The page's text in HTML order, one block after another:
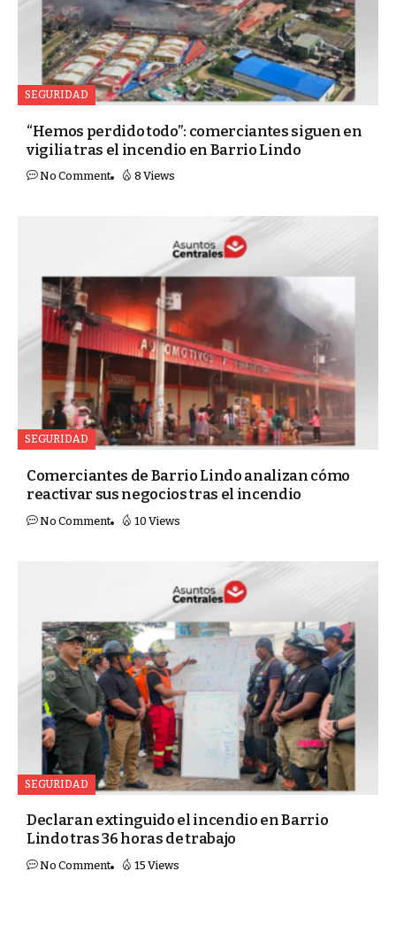
SEGURIDAD
“Hemos perdido todo”: comerciantes siguen en
vigilia tras el incendio en Barrio Lindo
No Comment 8 Views
SEGURIDAD
Comerciantes de Barrio Lindo analizan cómo
reactivar sus negocios tras el incendio
No Comment 10 Views
SEGURIDAD
Declaran extinguido el incendio en Barrio
Lindo tras 36 horas de trabajo
No Comment 15 Views